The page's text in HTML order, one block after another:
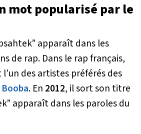
mot popularisé par le
apparaît dans les
de rap. Dans le rap français,
des artistes préférés des
Booba. En 2012, il sort son titre
apparaît dans les paroles du